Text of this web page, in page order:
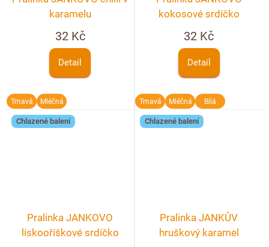
karamelu
32 Kč
Detail
Tmavá Mléčná
kokosové srdíčko
32 Kč
Detail
Tmavá Mléčná Bílá
Chlazené balení
Pralinka JANKOVO
lískooříškové srdíčko
Chlazené balení
Pralinka JANKŮV
hruškový karamel